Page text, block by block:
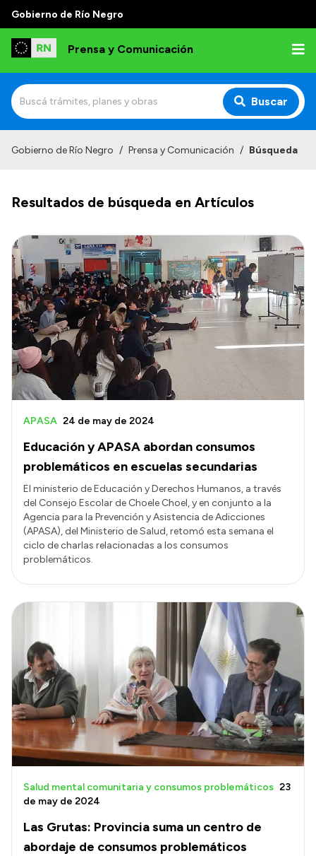
Gobierno de Río Negro
Prensa y Comunicación
Buscar
Autoridades
Referentes de prensa
Archivo de noticias
Transparencia
Presupuesto
Boletín Oficial
Compras y licitaciones
Consulta de expedientes
Convocatorias
Intranet
Login
Gobierno de Río Negro / Prensa y Comunicación / Búsqueda
Resultados de búsqueda en Artículos
Educación y APASA abordan consumos
problemáticos en escuelas secundarias
APASA 24 de may de 2024
El ministerio de Educación y Derechos Humanos, a través
del Consejo Escolar de Choele Choel, y en conjunto a la
Agencia para la Prevención y Asistencia de Adicciones
(APASA), del Ministerio de Salud, retomó esta semana el
ciclo de charlas relacionadas a los consumos
problemáticos.
Las Grutas: Provincia suma un centro de
abordaje de consumos problemáticos
Salud mental comunitaria y consumos problemáticos 23
de may de 2024